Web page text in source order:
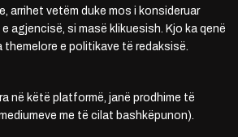
arrihet vetëm duke mos i konsideruar
agjencisë, si masë klikuesish. Kjo ka qenë
themelore e politikave të redaksisë.
në këtë platformë, janë prodhime të
me të cilat bashkëpunon).